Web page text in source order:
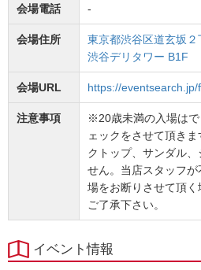
会場電話 -
会場住所
東京都渋谷区道玄坂２
渋谷デリタワー B1F
会場URL https://
注意事項
※20歳未満の入場は
ェックをさせて頂き
クトップ、サンダル
せん。当店スタッフ
場をお断りさせて頂
ご了承下さい。
イベント情報